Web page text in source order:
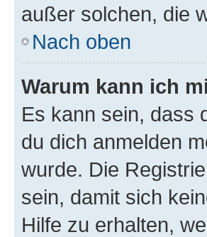
außer solchen, die
Nach oben
Warum kann ich
Es kann sein, dass
du dich anmelden
wurde. Die
sein, damit sich
Hilfe zu erhalten,